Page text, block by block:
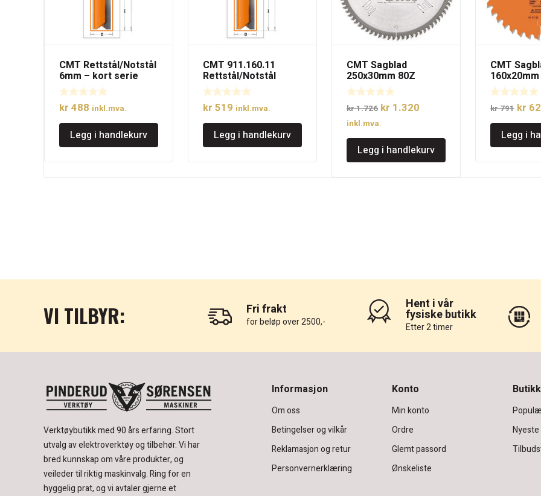
CMT Rettstål/Notstål
6mm – kort serie
kr 488 inkl.mva.
Legg i handlekurv
CMT 911.160.11
Rettstål/Notstål
16mm – kort serie
kr 519 inkl.mva.
Legg i handlekurv
CMT Sagblad
250x30mm 80Z
kr1.726 Opprinnelig
pris
var:
kr 1.726.
kr 1.320Nåværende
er:
kr 1.320.
inkl.mva.
Legg i handlekurv
CMT
Egnet for
kr791
pris
var:
kr
kr
Legg i
VI TILBYR: Fri frakt
for beløp over 2500,-
Hent i vår
fysiske butikk
Etter 2 timer
Verktøybutikk med 90 års erfaring.Stort
utvalg av elektroverktøy og tilbehør.Vi har
bred kunnskap om våre produkter, og
veileder til riktig maskinvalg. Ring for en
hyggelig prat, og vi avtaler gjerne et
Informasjon
Om oss
Betingelser og vilkår
Reklamasjon og retur
Personvernerklæring
Konto
Min konto
Ordre
Glemt passord
Ønskeliste
Butikk